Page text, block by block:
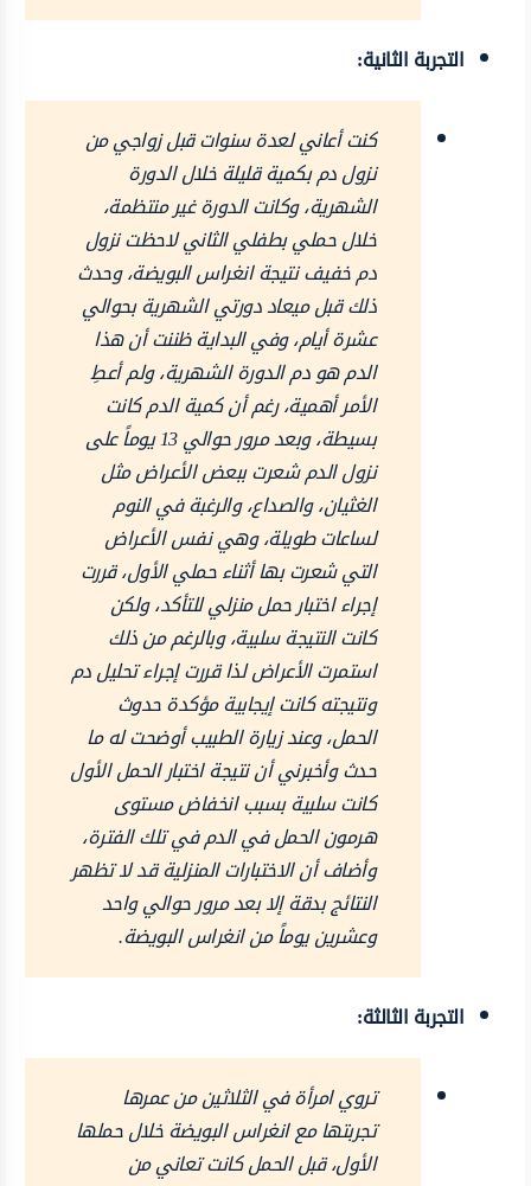
التجربة الثانية:
كنت أعاني لعدة سنوات قبل زواجي من
نزول دم بكمية قليلة خلال الدورة
الشهرية، وكانت الدورة غير منتظمة،
خلال حملي بطفلي الثاني لاحظت نزول
دم خفيف نتيجة انغراس البويضة، وحدث
ذلك قبل ميعاد دورتي الشهرية بحوالي
عشرة أيام، وفي البداية ظننت أن هذا
الدم هو دم الدورة الشهرية، ولم أعطِ
الأمر أهمية، رغم أن كمية الدم كانت
بسيطة، وبعد مرور حوالي 13 يوماً على
نزول الدم شعرت ببعض الأعراض مثل
الغثيان، والصداع، والرغبة في النوم
لساعات طويلة، وهي نفس الأعراض
التي شعرت بها أثناء حملي الأول، قررت
إجراء اختبار حمل منزلي للتأكد، ولكن
كانت النتيجة سلبية، وبالرغم من ذلك
استمرت الأعراض لذا قررت إجراء تحليل دم
ونتيجته كانت إيجابية مؤكدة حدوث
الحمل، وعند زيارة الطبيب أوضحت له ما
حدث وأخبرني أن نتيجة اختبار الحمل الأول
كانت سلبية بسبب انخفاض مستوى
هرمون الحمل في الدم في تلك الفترة،
وأضاف أن الاختبارات المنزلية قد لا تظهر
النتائج بدقة إلا بعد مرور حوالي واحد
وعشرين يوماً من انغراس البويضة.
التجربة الثالثة:
تروي امرأة في الثلاثين من عمرها
تجربتها مع انغراس البويضة خلال حملها
الأول، قبل الحمل كانت تعاني من